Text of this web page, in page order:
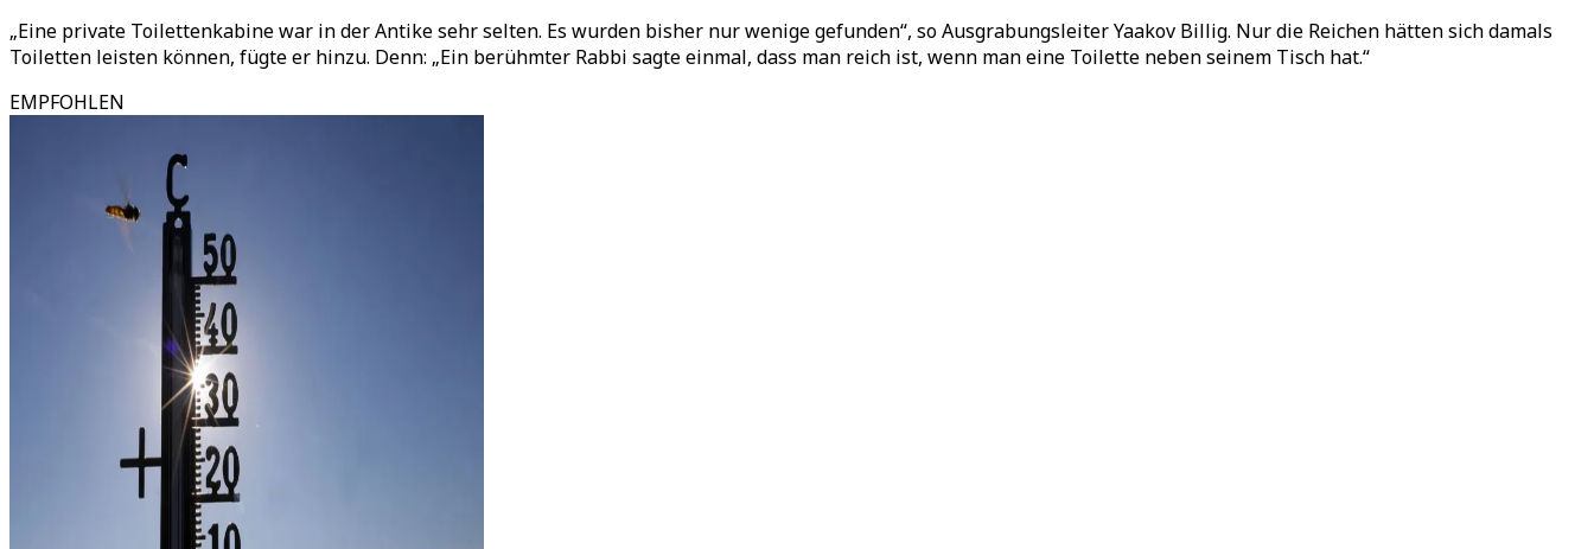
„Eine private Toilettenkabine war in der Antike sehr selten. Es wurden bisher nur wenige gefunden“, so Ausgrabungsleiter Yaakov Billig. Nur die Reichen hätten sich damals
Toiletten leisten können, fügte er hinzu. Denn: „Ein berühmter Rabbi sagte einmal, dass man reich ist, wenn man eine Toilette neben seinem Tisch hat.“
EMPFOHLEN